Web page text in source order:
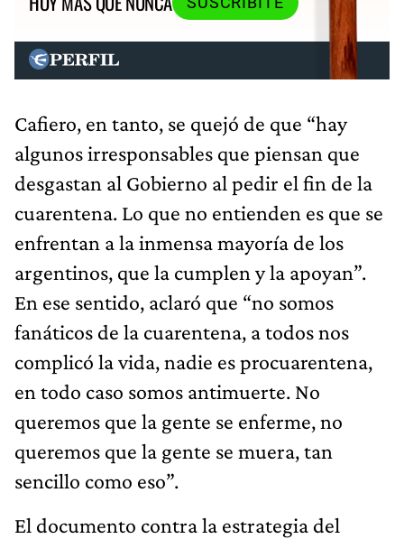
Cafiero, en tanto, se quejó de que “hay
algunos irresponsables que piensan que
desgastan al Gobierno al pedir el fin de la
cuarentena. Lo que no entienden es que se
enfrentan a la inmensa mayoría de los
argentinos, que la cumplen y la apoyan”.
En ese sentido, aclaró que “no somos
fanáticos de la cuarentena, a todos nos
complicó la vida, nadie es procuarentena,
en todo caso somos antimuerte. No
queremos que la gente se enferme, no
queremos que la gente se muera, tan
sencillo como eso”.
El documento contra la estrategia del